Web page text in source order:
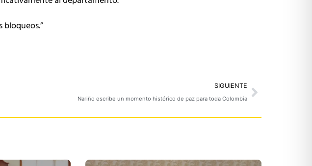
bloqueos.”
SIGUIENTE
Nariño escribe un momento histórico de paz para toda Colombia
Next